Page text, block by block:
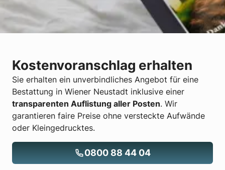
Kostenvoranschlag erhalten
Sie erhalten ein unverbindliches Angebot für eine
Bestattung in Wiener Neustadt inklusive einer
transparenten Auflistung aller Posten. Wir
garantieren faire Preise ohne versteckte Aufwände
oder Kleingedrucktes.
0800 88 44 04